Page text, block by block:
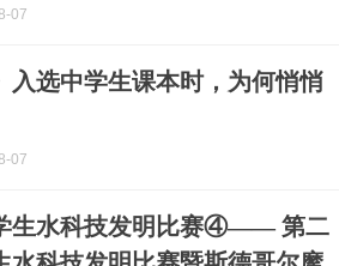
07
入选中学生课本时，为何悄悄
07
生水科技发明比赛④—— 第二